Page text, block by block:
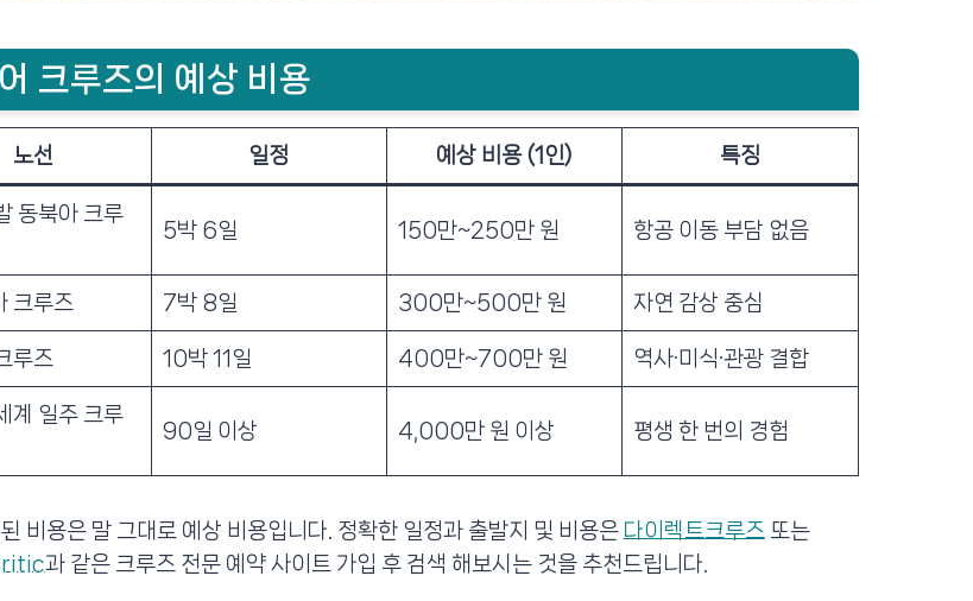
크루즈의 예상 비용
노선 일정 예상 비용 (1인) 특징
동북아 크루
5박 6일 150만~250만 원 항공 이동 부담 없음
크루즈 7박 8일 300만~500만 원 자연 감상 중심
루즈 10박 11일 400만~700만 원 역사·미식·관광 결합
계 일주 크루
90일 이상 4,000만 원 이상 평생 한 번의 경험
비용은 말 그대로 예상 비용입니다. 정확한 일정과 출발지 및 비용은 다이렉트크루즈또는
과 같은 크루즈 전문 예약 사이트 가입 후 검색 해보시는 것을 추천드립니다.